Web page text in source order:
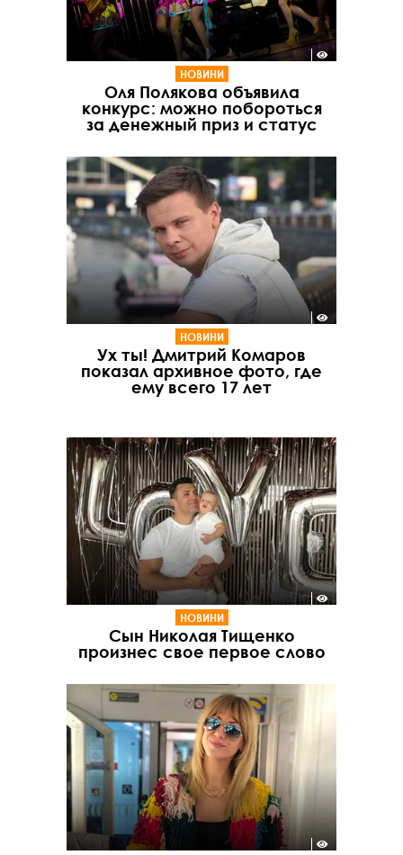
НОВИНИ
Оля Полякова объявила
конкурс: можно побороться
за денежный приз и статус
НОВИНИ
Ух ты! Дмитрий Комаров
показал архивное фото, где
ему всего 17 лет
НОВИНИ
Сын Николая Тищенко
произнес свое первое слово